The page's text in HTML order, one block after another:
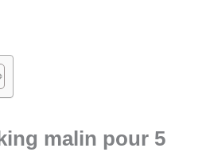
malin pour 5